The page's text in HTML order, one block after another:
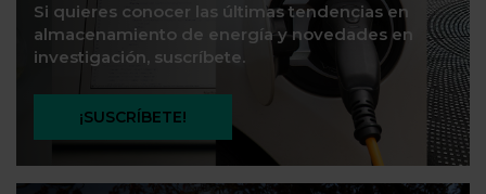
Si quieres conocer las últimas tendencias en
almacenamiento de energía y novedades en
investigación, suscríbete.
¡SUSCRÍBETE!